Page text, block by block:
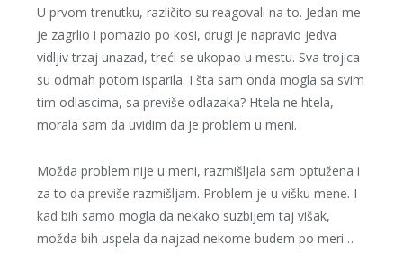
U prvom trenutku, različito su reagovali na to. Jedan me
je zagrlio i pomazio po kosi, drugi je napravio jedva
vidljiv trzaj unazad, treći se ukopao u mestu. Sva trojica
su odmah potom isparila. I šta sam onda mogla sa svim
tim odlascima, sa previše odlazaka? Htela ne htela,
morala sam da uvidim da je problem u meni.
Možda problem nije u meni, razmišljala sam optužena i
za to da previše razmišljam. Problem je u višku mene. I
kad bih samo mogla da nekako suzbijem taj višak,
možda bih uspela da najzad nekome budem po meri…